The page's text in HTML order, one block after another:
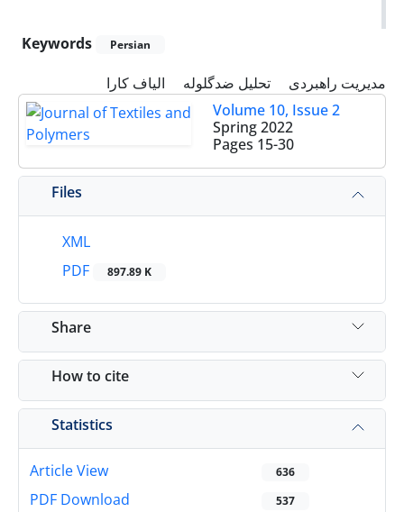
Keywords Persian
مدیریت راهبردی تحلیل ضدگلوله
الیاف کارا
Volume 10, Issue 2
Spring 2022
Pages 15-30
Files
XML
PDF
897.89 K
Share
How to cite
Statistics
Article View 636
PDF Download 537